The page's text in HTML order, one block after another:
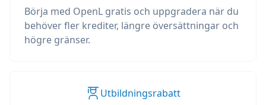
Börja med OpenL gratis och uppgradera när du
behöver fler krediter, längre översättningar och
högre gränser.
Utbildningsrabatt